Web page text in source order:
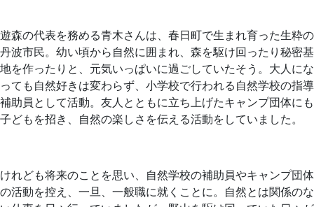
遊森の代表を務める青木さんは、春日町で生まれ育った生粋の
丹波市民。幼い頃から自然に囲まれ、森を駆け回ったり秘密基
地を作ったりと、元気いっぱいに過ごしていたそう。大人にな
っても自然好きは変わらず、小学校で行われる自然学校の指導
補助員として活動。友人とともに立ち上げたキャンプ団体にも
子どもを招き、自然の楽しさを伝える活動をしていました。
けれども将来のことを思い、自然学校の補助員やキャンプ団体
の活動を控え、一旦、一般職に就くことに。自然とは関係のな